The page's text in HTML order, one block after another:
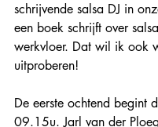
schrijvende salsa DJ in
een boek schrijft over
werkvloer. Dat wil ik ook
uitproberen!
De eerste ochtend begint
09.15u. Jarl van der